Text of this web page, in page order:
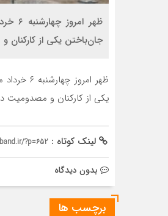
جان‌باختن یکی از
یکی از کارکنان و مصدومیت
لینک کوتاه : ?p=652
بدون دیدگاه
برچسب ها